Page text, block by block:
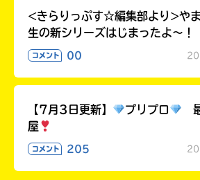
<きらりっぷす☆編集部より>や
生の新シリーズはじまったよ～！
コメント 00
【7月3日更新】 プリプロ
屋
コメント 205
一
度
し
み